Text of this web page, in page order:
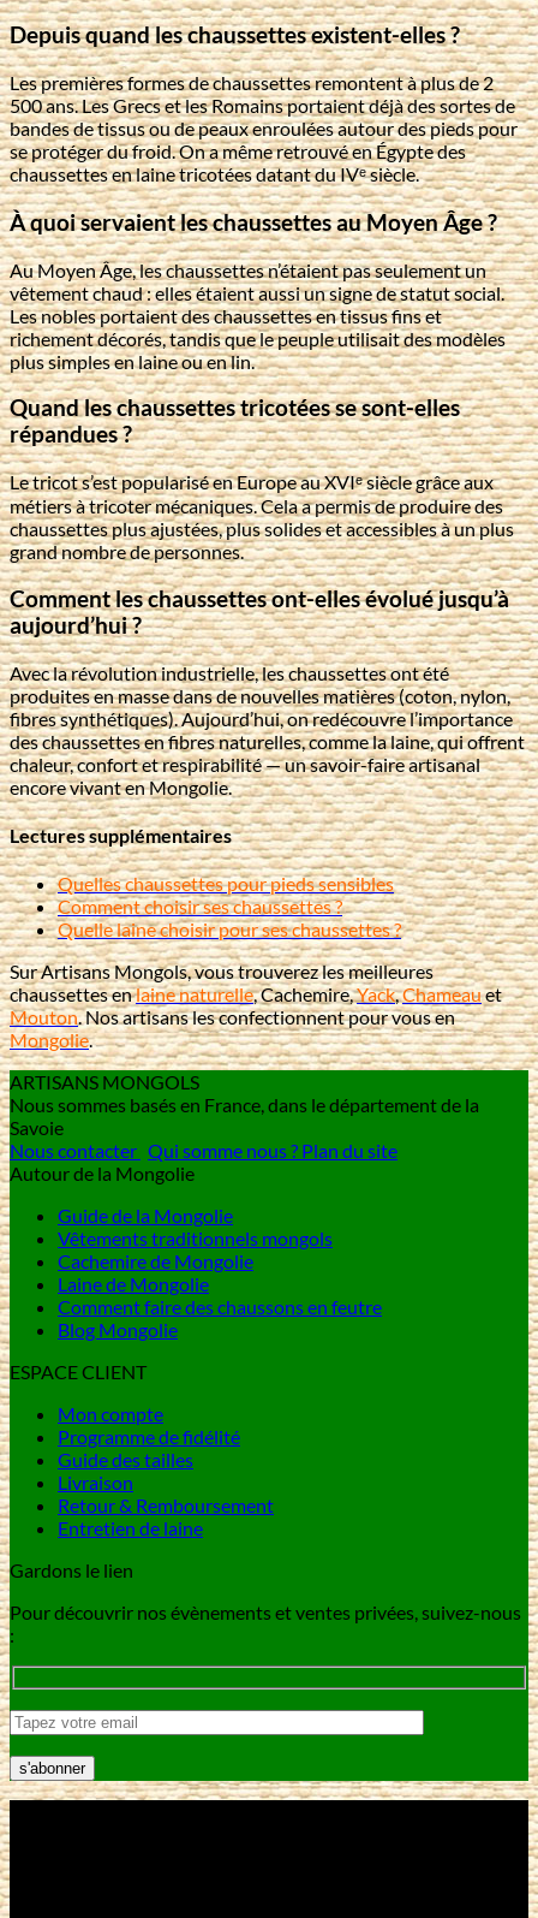
Depuis quand les chaussettes existent-elles ?
Les premières formes de chaussettes remontent à plus de 2
500 ans. Les Grecs et les Romains portaient déjà des sortes de
bandes de tissus ou de peaux enroulées autour des pieds pour
se protéger du froid. On a même retrouvé en Égypte des
chaussettes en laine tricotées datant du IVᵉ siècle.
À quoi servaient les chaussettes au Moyen Âge ?
Au Moyen Âge, les chaussettes n’étaient pas seulement un
vêtement chaud : elles étaient aussi un signe de statut social.
Les nobles portaient des chaussettes en tissus fins et
richement décorés, tandis que le peuple utilisait des modèles
plus simples en laine ou en lin.
Quand les chaussettes tricotées se sont-elles
répandues ?
Le tricot s’est popularisé en Europe au XVIᵉ siècle grâce aux
métiers à tricoter mécaniques. Cela a permis de produire des
chaussettes plus ajustées, plus solides et accessibles à un plus
grand nombre de personnes.
Comment les chaussettes ont-elles évolué jusqu’à
aujourd’hui ?
Avec la révolution industrielle, les chaussettes ont été
produites en masse dans de nouvelles matières (coton, nylon,
fibres synthétiques). Aujourd’hui, on redécouvre l’importance
des chaussettes en fibres naturelles, comme la laine, qui offrent
chaleur, confort et respirabilité — un savoir-faire artisanal
encore vivant en Mongolie.
Lectures supplémentaires
Quelles chaussettes pour pieds sensibles
Comment choisir ses chaussettes ?
Quelle laine choisir pour ses chaussettes ?
Sur Artisans Mongols, vous trouverez les meilleures
chaussettes enlaine naturelle, Cachemire,Yack,Chameauet
Mouton. Nos artisans les confectionnent pour vous en
Mongolie.
ARTISANS MONGOLS
Nous sommes basés en France, dans le département de la
Savoie
Nous contacter Qui somme nous ? Plan du site
Autour de la Mongolie
Guide de la Mongolie
Vêtements traditionnels mongols
Cachemire de Mongolie
Laine de Mongolie
Comment faire des chaussons en feutre
Blog Mongolie
ESPACE CLIENT
Mon compte
Programme de fidélité
Guide des tailles
Livraison
Retour & Remboursement
Entretien de laine
Gardons le lien
Pour découvrir nos évènements et ventes privées, suivez-nous
: